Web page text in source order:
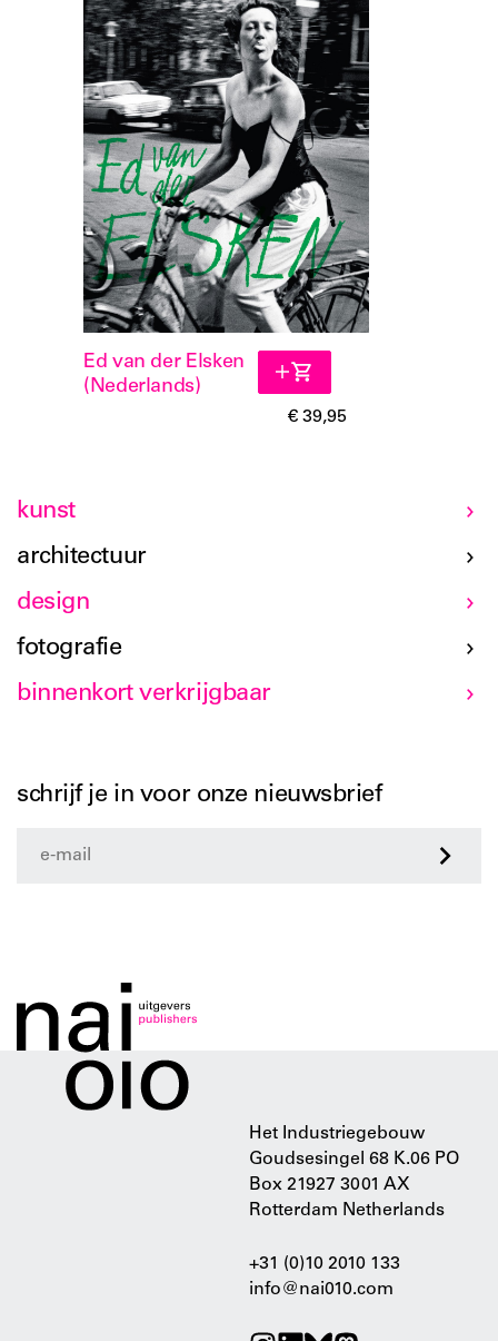
Ed van der Elsken
(Nederlands)
€ 39,95
kunst
architectuur
design
fotografie
binnenkort verkrijgbaar
schrijf je in voor onze nieuwsbrief
Het Industriegebouw
Goudsesingel 68 K.06 PO
Box 21927 3001 AX
Rotterdam Netherlands
+31 (0)10 2010 133
info@nai010.com